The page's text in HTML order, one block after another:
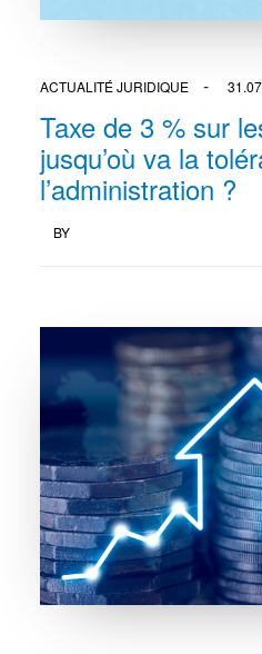
ACTUALITÉ JURIDIQUE
Taxe de 3 % sur
jusqu’où va la
l’administration ?
BY